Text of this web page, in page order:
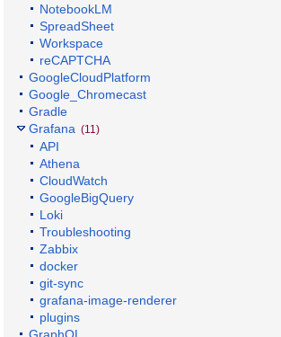
NotebookLM
SpreadSheet
Workspace
reCAPTCHA
GoogleCloudPlatform
Google_Chromecast
Gradle
Grafana (11)
API
Athena
CloudWatch
GoogleBigQuery
Loki
Troubleshooting
Zabbix
docker
git-sync
grafana-image-renderer
plugins